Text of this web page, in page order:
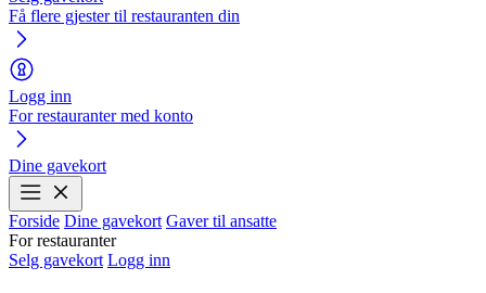
Få flere gjester til restauranten din
Logg inn
For restauranter med konto
Dine gavekort
Forside Dine gavekort Gaver til ansatte
For restauranter
Selg gavekort Logg inn